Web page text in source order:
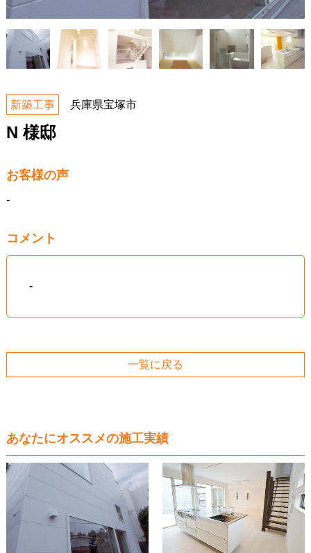
新築工事 兵庫県宝塚市
N 様邸
お客様の声
-
コメント
-
一覧に戻る
あなたにオススメの施工実績